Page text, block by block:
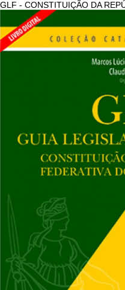
GLF - CONSTITUIÇÃO DA